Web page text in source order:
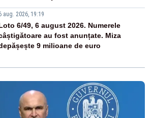
aug. 2026, 19:19
6/49, 6 august 2026. Numerele
au fost anunțate. Miza
9 milioane de euro